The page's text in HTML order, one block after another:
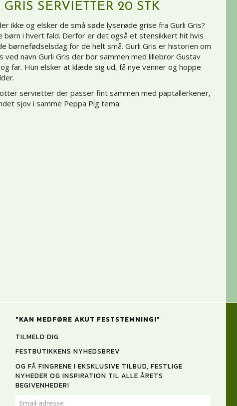
GRIS SERVIETTER 20 STK
ikke og elsker de små søde lyserøde grise fra Gurli Gris?
børn i hvert fald. Derfor er det også et stensikkert hit hvis
børnefødselsdag for de helt små. Gurli Gris er historien om
ved navn Gurli Gris der bor sammen med lillebror Gustav
far. Hun elsker at klæde sig ud, få nye venner og hoppe
servietter der passer fint sammen med paptallerkener,
sjov i samme Peppa Pig tema.
"KAN MEDFØRE AKUT FESTSTEMNING!"
TILMELD DIG
FESTBUTIKKENS NYHEDSBREV
OG FÅ FINGRENE I EKSKLUSIVE TILBUD, FESTLIGE
NYHEDER OG INSPIRATION TIL ALLE ÅRETS
BEGIVENHEDER!
EMAIL-